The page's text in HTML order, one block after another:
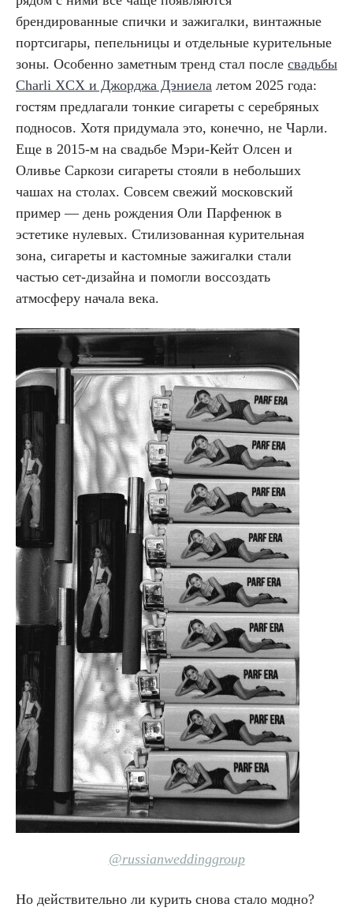
брендированные спички и зажигалки, винтажные
портсигары, пепельницы и отдельные курительные
зоны. Особенно заметным тренд стал после свадьбы
Charli XCX и Джорджа Дэниела летом 2025 года:
гостям предлагали тонкие сигареты с серебряных
подносов. Хотя придумала это, конечно, не Чарли.
Еще в 2015-м на свадьбе Мэри-Кейт Олсен и
Оливье Саркози сигареты стояли в небольших
чашах на столах. Совсем свежий московский
пример — день рождения Оли Парфенюк в
эстетике нулевых. Стилизованная курительная
зона, сигареты и кастомные зажигалки стали
частью сет-дизайна и помогли воссоздать
атмосферу начала века.
@russianweddinggroup
Но действительно ли курить снова стало модно?